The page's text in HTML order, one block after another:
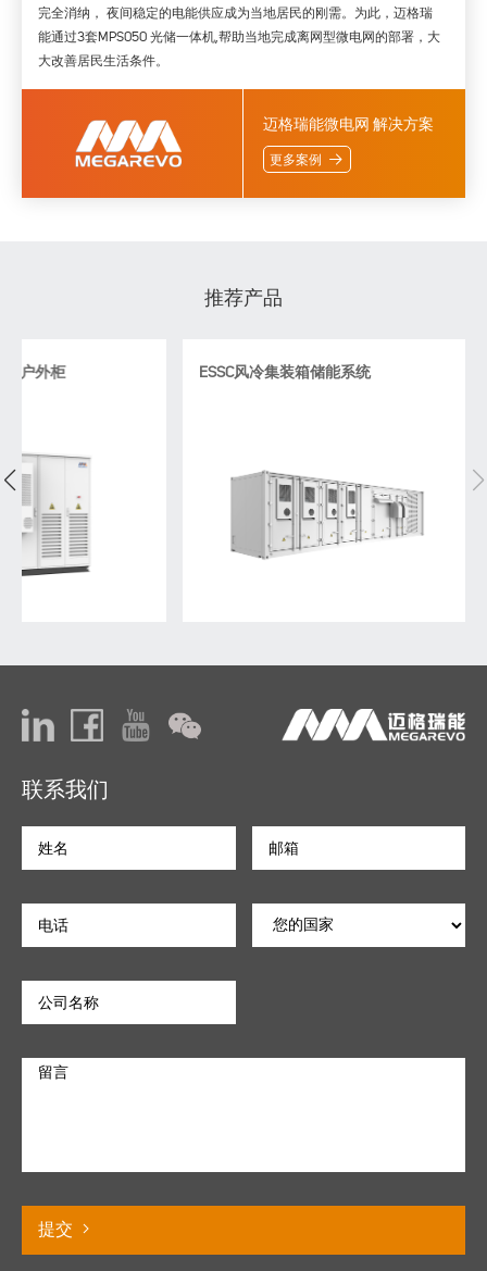
完全消纳， 夜间稳定的电能供应成为当地居民的刚需。为此，迈格瑞
能通过3套MPS050 光储一体机,帮助当地完成离网型微电网的部署，大
大改善居民生活条件。
迈格瑞能微电网 解决方案
更多案例
推荐产品
户外柜 ESSC风冷集装箱储能系统
联系我们
提交